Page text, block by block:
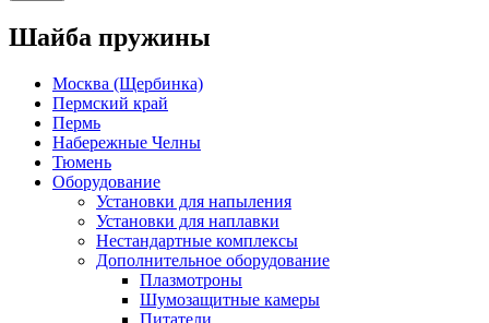
Шайба пружины
Москва (Щербинка)
Пермский край
Пермь
Набережные Челны
Тюмень
Оборудование
Установки для напыления
Установки для наплавки
Нестандартные комплексы
Дополнительное оборудование
Плазмотроны
Шумозащитные камеры
Питатели